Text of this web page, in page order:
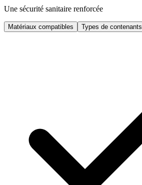
Une sécurité sanitaire renforcée
Matériaux compatibles Types de contenants